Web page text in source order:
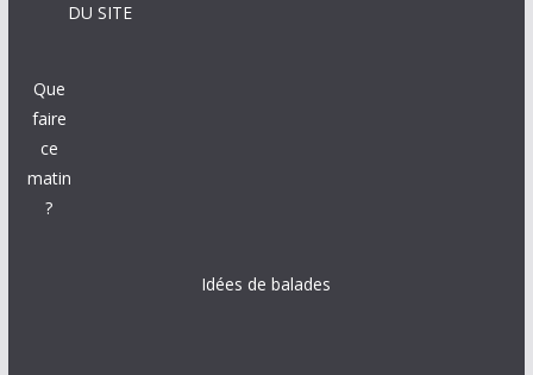
DU SITE
Que
faire
ce
matin
?
Idées de balades